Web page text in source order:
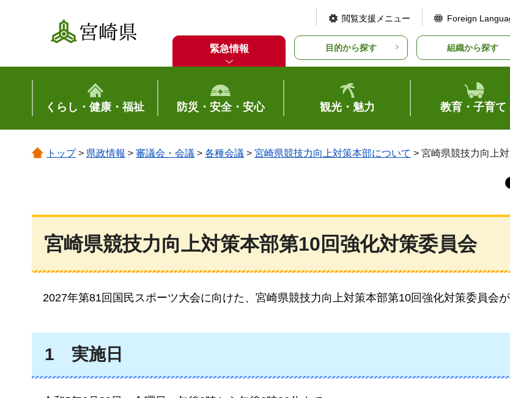
宮崎県
閲覧支援メニュー Foreign
緊急情報 目的から探す 組織から探す
くらし・健康・福祉 防災・安全・安心 観光・魅力 教育・子育て
トップ> 県政情報 > 審議会・会議 > 各種会議 > 宮崎県競技力向上対策本部について > 宮崎県競技力向上
宮崎県競技力向上対策本部第10回強化対策委員会
2027年第81回国民スポーツ大会に向けた、宮崎県競技力向上対策本部第10回強化対策委員会が
1 実施日